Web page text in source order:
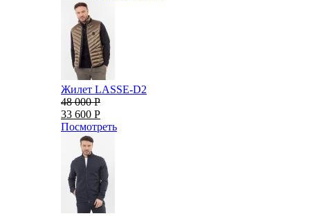
Жилет LASSE-D2
48 000 Р
33 600 Р
Посмотреть